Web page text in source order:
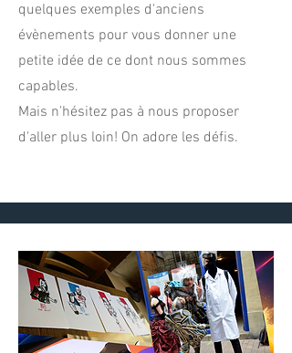
quelques exemples d'anciens
évènements pour vous donner une
petite idée de ce dont nous sommes
capables.
Mais n'hésitez pas à nous proposer
d'aller plus loin! On adore les défis.